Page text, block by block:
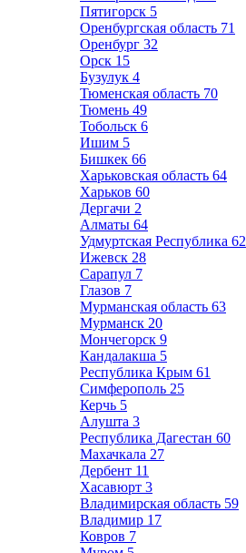
Пятигорск 5
Оренбургская область 71
Оренбург 32
Орск 15
Бузулук 4
Тюменская область 70
Тюмень 49
Тобольск 6
Ишим 5
Бишкек 66
Харьковская область 64
Харьков 60
Дергачи 2
Алматы 64
Удмуртская Республика 62
Ижевск 28
Сарапул 7
Глазов 7
Мурманская область 63
Мурманск 20
Мончегорск 9
Кандалакша 5
Республика Крым 61
Симферополь 25
Керчь 5
Алушта 3
Республика Дагестан 60
Махачкала 27
Дербент 11
Хасавюрт 3
Владимирская область 59
Владимир 17
Ковров 7